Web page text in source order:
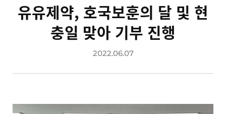
공지사항
유유제약, 호국보훈의 달 및 현
충일 맞아 기부 진행
2022.06.07